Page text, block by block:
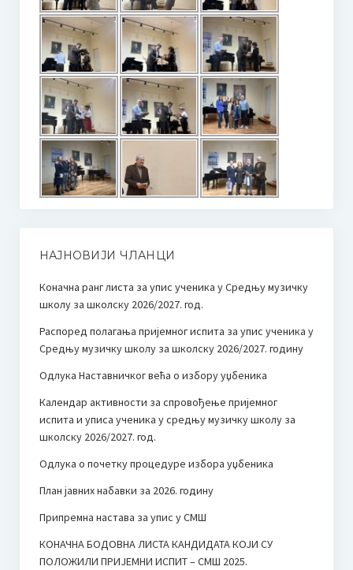
НАЈНОВИЈИ ЧЛАНЦИ
Коначна ранг листа за упис ученика у Средњу музичку
школу за школску 2026/2027. год.
Распоред полагања пријемног испита за упис ученика у
Средњу музичку школу за школску 2026/2027. годину
Одлука Наставничког већа о избору уџбеника
Календар активности за спровођење пријемног
испита и уписа ученика у средњу музичку школу за
школску 2026/2027. год.
Одлука о почетку процедуре избора уџбеника
План јавних набавки за 2026. годину
Припремна настава за упис у СМШ
КОНАЧНА БОДОВНА ЛИСТА КАНДИДАТА КОЈИ СУ
ПОЛОЖИЛИ ПРИЈЕМНИ ИСПИТ – СМШ 2025.